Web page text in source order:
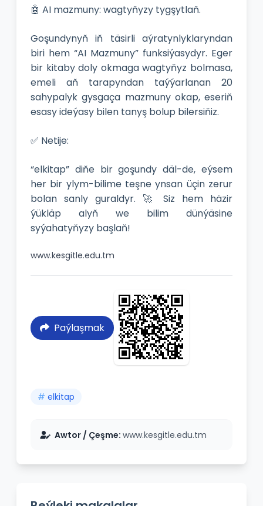
🤖 AI mazmuny: wagtyňyzy tygşytlaň.
Goşundynyň iň täsirli aýratynlyklaryndan
biri hem “AI Mazmuny” funksiýasydyr. Eger
bir kitaby doly okmaga wagtyňyz bolmasa,
emeli aň tarapyndan taýýarlanan 20
sahypalyk gysgaça mazmuny okap, eseriň
esasy ideýasy bilen tanyş bolup bilersiňiz.
✅ Netije:
“elkitap” diňe bir goşundy däl-de, eýsem
her bir ylym-bilime teşne ynsan üçin zerur
bolan sanly guraldyr. 🚀 Siz hem häzir
ýükläp alyň we bilim dünýäsine
syýahatyňyzy başlaň!
www.kesgitle.edu.tm
Paýlaşmak
# elkitap
Awtor / Çeşme: www.kesgitle.edu.tm